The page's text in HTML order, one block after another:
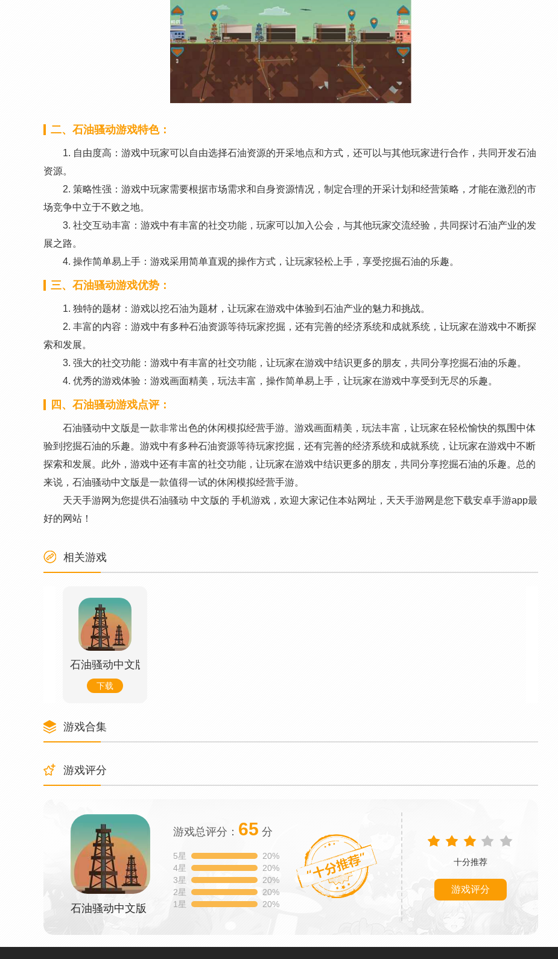
二、石油骚动游戏特色：
1. 自由度高：游戏中玩家可以自由选择石油资源的开采地点和方式，还可以与其他玩家进行合作，共同开发石油
资源。
2. 策略性强：游戏中玩家需要根据市场需求和自身资源情况，制定合理的开采计划和经营策略，才能在激烈的市
场竞争中立于不败之地。
3. 社交互动丰富：游戏中有丰富的社交功能，玩家可以加入公会，与其他玩家交流经验，共同探讨石油产业的发
展之路。
4. 操作简单易上手：游戏采用简单直观的操作方式，让玩家轻松上手，享受挖掘石油的乐趣。
三、石油骚动游戏优势：
1. 独特的题材：游戏以挖石油为题材，让玩家在游戏中体验到石油产业的魅力和挑战。
2. 丰富的内容：游戏中有多种石油资源等待玩家挖掘，还有完善的经济系统和成就系统，让玩家在游戏中不断探
索和发展。
3. 强大的社交功能：游戏中有丰富的社交功能，让玩家在游戏中结识更多的朋友，共同分享挖掘石油的乐趣。
4. 优秀的游戏体验：游戏画面精美，玩法丰富，操作简单易上手，让玩家在游戏中享受到无尽的乐趣。
四、石油骚动游戏点评：
石油骚动中文版是一款非常出色的休闲模拟经营手游。游戏画面精美，玩法丰富，让玩家在轻松愉快的氛围中体
验到挖掘石油的乐趣。游戏中有多种石油资源等待玩家挖掘，还有完善的经济系统和成就系统，让玩家在游戏中不断
探索和发展。此外，游戏中还有丰富的社交功能，让玩家在游戏中结识更多的朋友，共同分享挖掘石油的乐趣。总的
来说，石油骚动中文版是一款值得一试的休闲模拟经营手游。
天天手游网为您提供石油骚动 中文版的 手机游戏，欢迎大家记住本站网址，天天手游网是您下载安卓手游app最
好的网站！
相关游戏
石油骚动中文版
下载
游戏合集
游戏评分
石油骚动中文版
游戏总评分： 65 分
5星
20%
4星
20%
3星
20%
2星
20%
1星
20%
十分推荐
游戏评分